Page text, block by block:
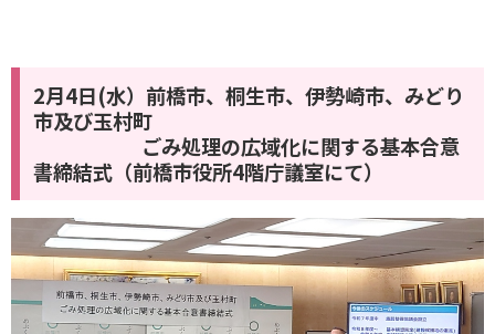
2月4日(水）前橋市、桐生市、伊勢崎市、みどり
市及び玉村町
ごみ処理の広域化に関する基本合意
書締結式（前橋市役所4階庁議室にて）